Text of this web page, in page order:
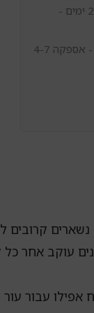
Epost משלוח לנקודת איסוף עד 4 ק"ג - אספקה 4-7
עוקב אחר כל
עבור עור